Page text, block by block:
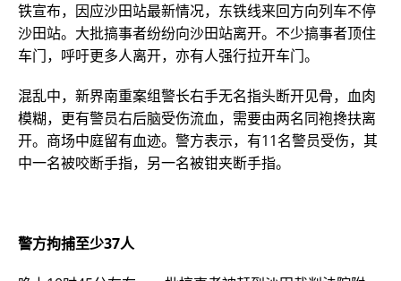
铁宣布，因应沙田站最新情况，东铁线来回方向列车不停
沙田站。大批搞事者纷纷向沙田站离开。不少搞事者顶住
车门，呼吁更多人离开，亦有人强行拉开车门。
混乱中，新界南重案组警长右手无名指头断开见骨，血肉
模糊，更有警员右后脑受伤流血，需要由两名同袍搀扶离
开。商场中庭留有血迹。警方表示，有11名警员受伤，其
中一名被咬断手指，另一名被钳夹断手指。
警方拘捕至少37人